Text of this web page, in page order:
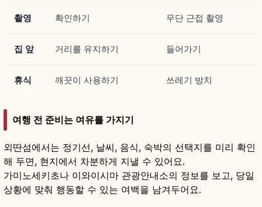
촬영 확인하기 무단 근접 촬영
집 앞 거리를 유지하기 들어가기
휴식 깨끗이 사용하기 쓰레기 방치
여행 전 준비는 여유를 가지기
외딴섬에서는 정기선, 날씨, 음식, 숙박의 선택지를 미리 확인
해 두면, 현지에서 차분하게 지낼 수 있어요.
가미노세키초나 이와이시마 관광안내소의 정보를 보고, 당일
상황에 맞춰 행동할 수 있는 여백을 남겨두어요.